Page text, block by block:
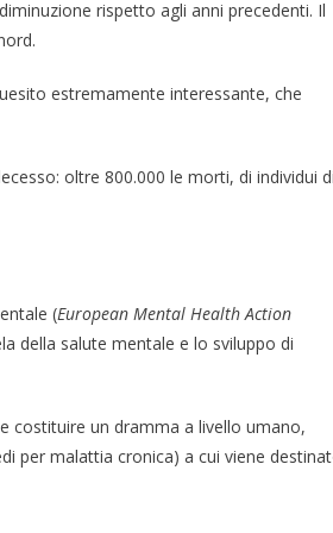
rispetto agli anni precedenti. Il
estremamente interessante, che
oltre 800.000 le morti, di individui
(European Mental Health Action
della salute mentale e lo sviluppo di
costituire un dramma a livello umano,
per malattia cronica) a cui viene